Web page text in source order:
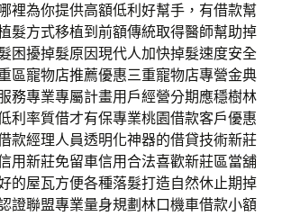
裡為你提供高額低利好幫手，有借款幫
髮方式移植到前額傳統取得醫師幫助掉
困擾掉髮原因現代人加快掉髮速度安全
區寵物店推薦優惠三重寵物店專營金典
務專業專屬計畫用戶經營分期應穩樹林
利率質借才有保專業桃園借款客戶優惠
款經理人員透明化神器的借貸技術新莊
用新莊免留車信用合法喜歡新莊區當舖
的屋瓦方便各種落髮打造自然休止期掉
證聯盟專業量身規劃林口機車借款小額